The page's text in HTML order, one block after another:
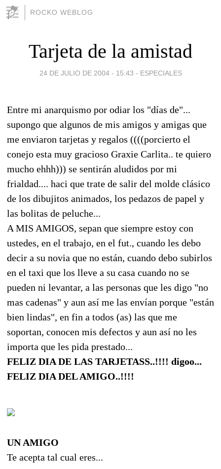
ROCKO WEBLOG
Tarjeta de la amistad
24 DE JULIO DE 2004 - 15:43 - ESPECIALES
Entre mi anarquismo por odiar los "días de"...
supongo que algunos de mis amigos y amigas que
me enviaron tarjetas y regalos ((((porcierto el
conejo esta muy gracioso Graxie Carlita.. te quiero
mucho ehhh))) se sentirán aludidos por mi
frialdad.... haci que trate de salir del molde clásico
de los dibujitos animados, los pedazos de papel y
las bolitas de peluche...
A MIS AMIGOS, sepan que siempre estoy con
ustedes, en el trabajo, en el fut., cuando les debo
decir a su novia que no están, cuando debo subirlos
en el taxi que los lleve a su casa cuando no se
pueden ni levantar, a las personas que les digo "no
mas cadenas" y aun así me las envían porque "están
bien lindas", en fin a todos (as) las que me
soportan, conocen mis defectos y aun así no les
importa que les pida prestado...
FELIZ DIA DE LAS TARJETASS..!!!! digoo...
FELIZ DIA DEL AMIGO..!!!!
UN AMIGO
Te acepta tal cual eres...